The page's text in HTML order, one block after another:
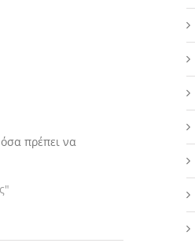
πρέπει να